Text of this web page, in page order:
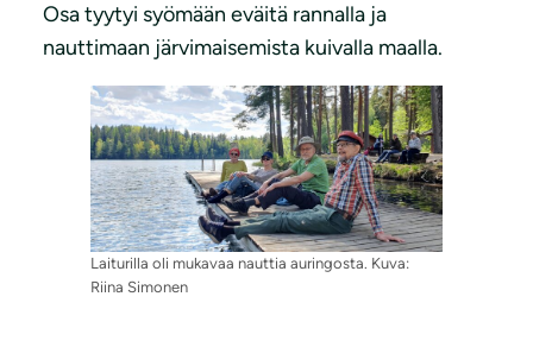
Osa tyytyi syömään eväitä rannalla ja
nauttimaan järvimaisemista kuivalla maalla.
Laiturilla oli mukavaa nauttia auringosta. Kuva:
Riina Simonen